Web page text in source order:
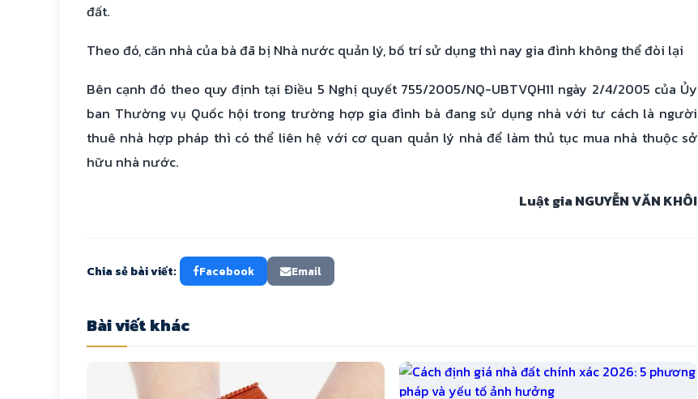
đất.
Theo đó, căn nhà của bà đã bị Nhà nước quản lý, bố trí sử dụng thì nay gia đình không thể đòi lại
Bên cạnh đó theo quy định tại Điều 5 Nghị quyết 755/2005/NQ-UBTVQH11 ngày 2/4/2005 của Ủy
ban Thường vụ Quốc hội trong trường hợp gia đình bà đang sử dụng nhà với tư cách là người
thuê nhà hợp pháp thì có thể liên hệ với cơ quan quản lý nhà để làm thủ tục mua nhà thuộc sở
hữu nhà nước.
Luật gia NGUYỄN VĂN KHÔI
Chia sẻ bài viết: Facebook Email
Bài viết khác